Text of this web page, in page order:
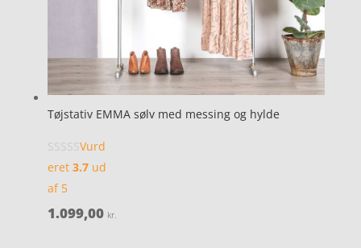
Tøjstativ EMMA sølv med messing og hylde
Vurd
eret 3.7ud
af 5
1.099,00 kr.